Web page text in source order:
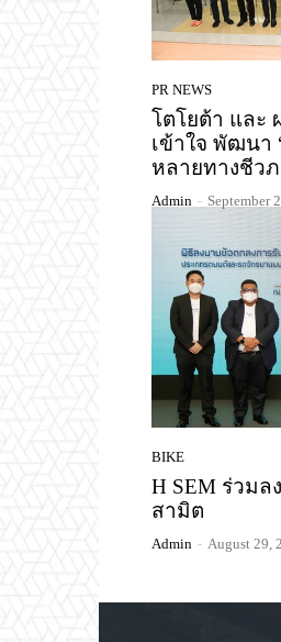
PR NEWS
โตโยต้า และ
เข้าใจ พัฒนา
หลายทางชีว
Admin - September
BIKE
H SEM ร่วม
สามิต
Admin - August 29,